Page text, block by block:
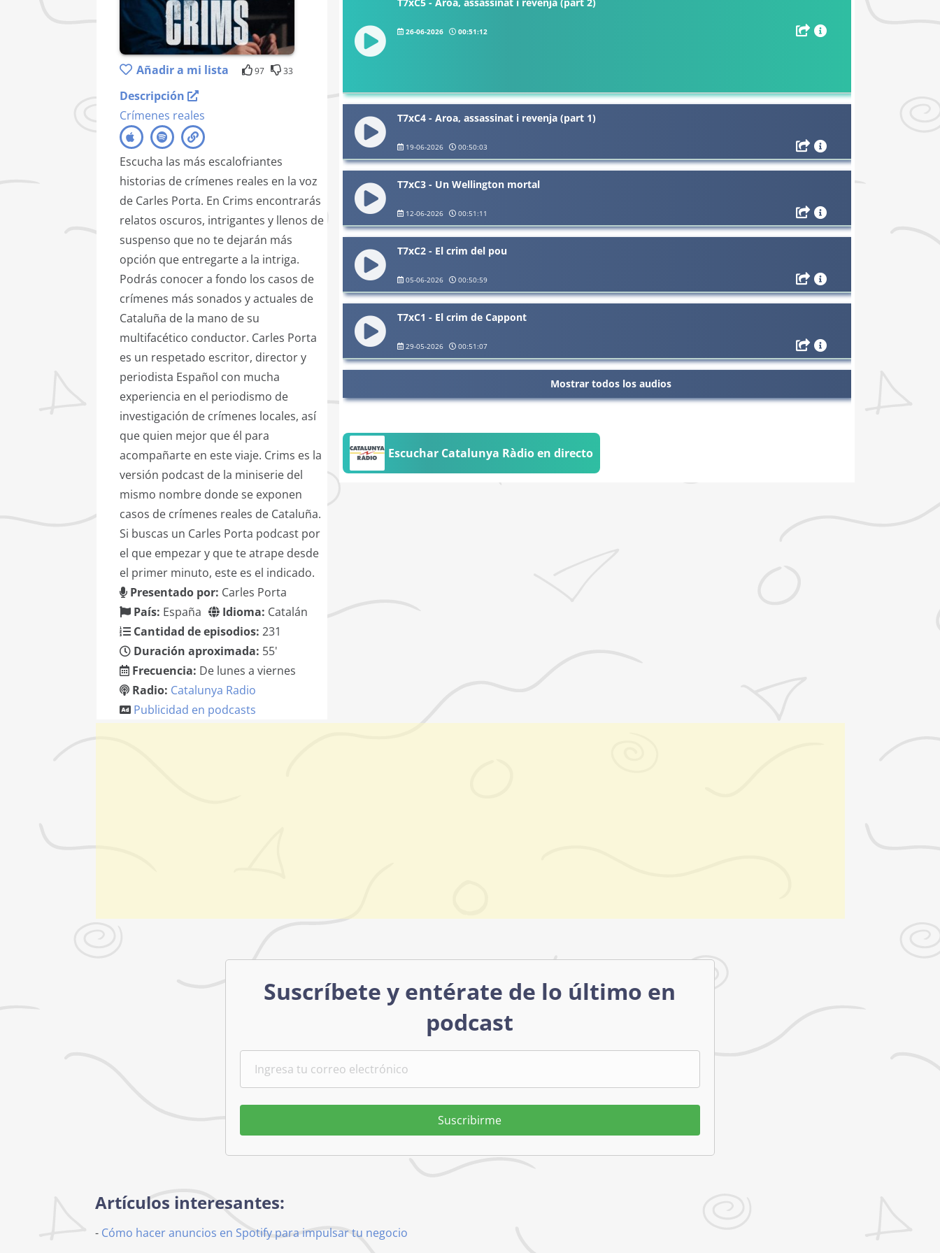
Añadir a mi lista 97 33
Descripción
Crímenes reales
Escucha las más escalofriantes
historias de crímenes reales en la voz
de Carles Porta. En Crims encontrarás
relatos oscuros, intrigantes y llenos de
suspenso que no te dejarán más
opción que entregarte a la intriga.
Podrás conocer a fondo los casos de
crímenes más sonados y actuales de
Cataluña de la mano de su
multifacético conductor. Carles Porta
es un respetado escritor, director y
periodista Español con mucha
experiencia en el periodismo de
investigación de crímenes locales, así
que quien mejor que él para
acompañarte en este viaje. Crims es la
versión podcast de la miniserie del
mismo nombre donde se exponen
casos de crímenes reales de Cataluña.
Si buscas un Carles Porta podcast por
el que empezar y que te atrape desde
el primer minuto, este es el indicado.
Presentado por: Carles Porta
País: España Idioma: Catalán
Cantidad de episodios: 231
Duración aproximada: 55'
Frecuencia: De lunes a viernes
Radio: Catalunya Radio
Publicidad en podcasts
26-06-2026 00:51:12
T7xC4 - Aroa, assassinat i revenja (part 1)
19-06-2026 00:50:03
T7xC3 - Un Wellington mortal
12-06-2026 00:51:11
T7xC2 - El crim del pou
05-06-2026 00:50:59
T7xC1 - El crim de Cappont
29-05-2026 00:51:07
Mostrar todos los audios
Escuchar Catalunya Ràdio en directo
Suscríbete y entérate de lo último en
podcast
Suscribirme
Artículos interesantes:
- Cómo hacer anuncios en Spotify para impulsar tu negocio